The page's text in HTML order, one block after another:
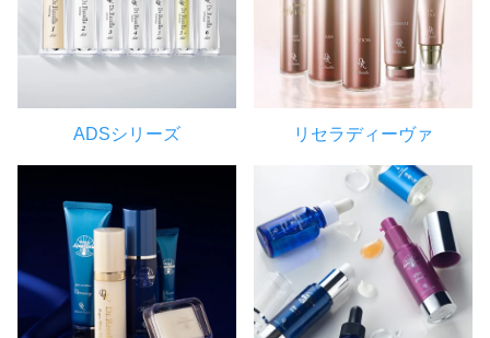
ADSシリーズ リセラディーヴァ